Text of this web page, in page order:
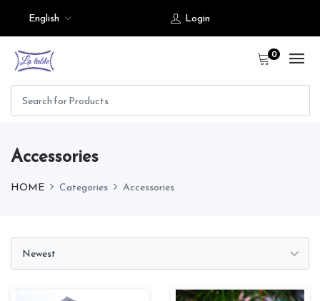
English Login
0
Accessories
HOME Categories Accessories